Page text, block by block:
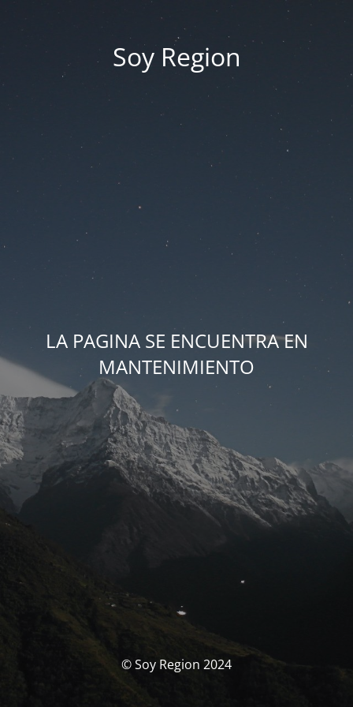
Soy Region
LA PAGINA SE ENCUENTRA EN
MANTENIMIENTO
© Soy Region 2024